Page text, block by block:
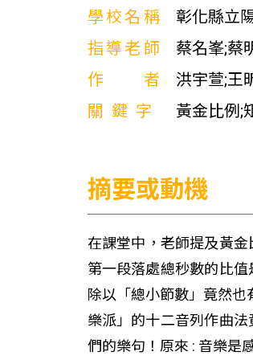
學校名稱
彰化縣立
指導老師
蔡名峯;蔡
作者
洪宇萱;王
關鍵字
黃金比例;
摘要或動機
在課堂中，老師提及黃
第一段落處總秒數的比
除以「總小節數」竟然
樂派」的十二音列作曲
們的樂句！原來 : 音樂是